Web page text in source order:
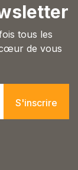
tous les
de vous
S'inscrire